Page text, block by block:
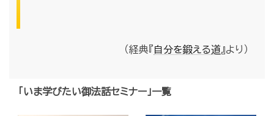
（経典『自分を鍛える道 』より）
「いま学びたい御法話セミナー」一覧